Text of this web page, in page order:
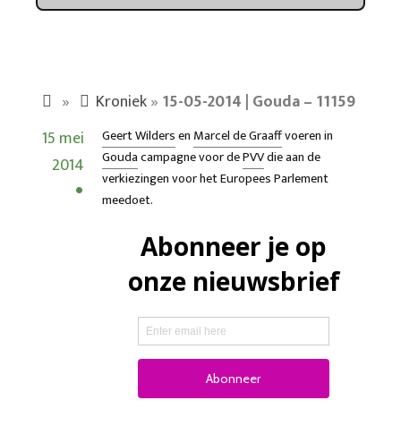
Nieuwsbrief
» Kroniek» 15-05-2014 | Gouda – 11159
15 mei
2014
Geert Wildersen Marcel de Graaffvoeren in
Goudacampagne voor dePVVdie aan de
verkiezingen voor het Europees Parlement
meedoet.